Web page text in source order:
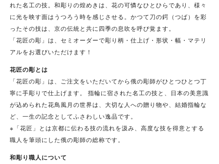
れた名工の技。和彫りの煌めきは、花の可憐なひとひらであり、様々
に光を映す面はうつろう時を感じさせる。かつて刀の鍔（つば）を彩
ったその技は、京の伝統と共に四季の息吹を呼び覚ます。
「花匠の彫」は、セミオーダーで彫り柄・仕上げ・形状・幅・マテリ
アルをお選びいただけます！
花匠の彫とは
「花匠の彫」は、ご注文をいただいてから俄の彫師がひとつひとつ丁
寧に手彫りで仕上げます。 指輪に宿された名工の技と、日本の美意識
が込められた花鳥風月の世界は、大切な人への贈り物や、結婚指輪な
ど、一生の記念としてふさわしい逸品です。
※「花匠」とは京都に伝わる技の流れを汲み、高度な技を得意とする
職人を筆頭にした俄の彫師の総称です。
和彫り職人について